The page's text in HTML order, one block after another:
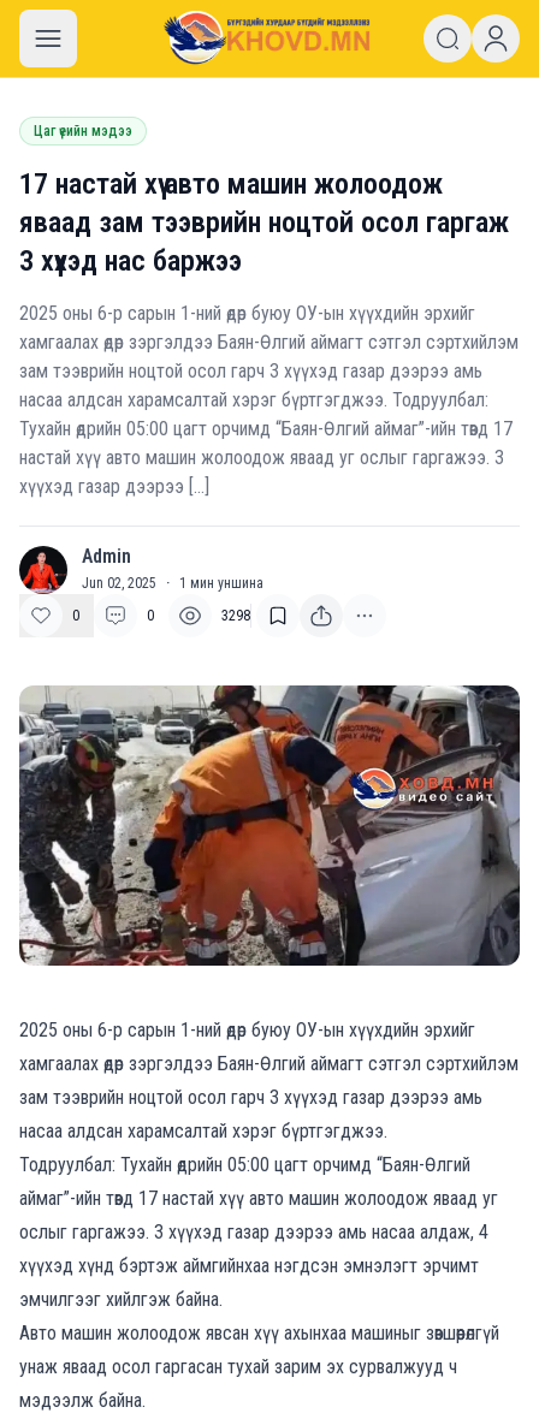
khovd.mn
Цаг үеийн мэдээ
17 настай хүү авто машин жолоодож
яваад зам тээврийн ноцтой осол гаргаж
3 хүүхэд нас баржээ
2025 оны 6-р сарын 1-ний өдөр буюу ОУ-ын хүүхдийн эрхийг
хамгаалах өдөр зэргэлдээ Баян-Өлгий аймагт сэтгэл сэртхийлэм
зам тээврийн ноцтой осол гарч 3 хүүхэд газар дээрээ амь
насаа алдсан харамсалтай хэрэг бүртгэгджээ. Тодруулбал:
Тухайн өдрийн 05:00 цагт орчимд “Баян-Өлгий аймаг”-ийн төвд 17
настай хүү авто машин жолоодож яваад уг ослыг гаргажээ. 3
хүүхэд газар дээрээ […]
A Admin
Jun 02, 2025 · 1 мин уншина
0
0 3298
2025 оны 6-р сарын 1-ний өдөр буюу ОУ-ын хүүхдийн эрхийг
хамгаалах өдөр зэргэлдээ Баян-Өлгий аймагт сэтгэл сэртхийлэм
зам тээврийн ноцтой осол гарч 3 хүүхэд газар дээрээ амь
насаа алдсан харамсалтай хэрэг бүртгэгджээ.
Тодруулбал: Тухайн өдрийн 05:00 цагт орчимд “Баян-Өлгий
аймаг”-ийн төвд 17 настай хүү авто машин жолоодож яваад уг
ослыг гаргажээ. 3 хүүхэд газар дээрээ амь насаа алдаж, 4
хүүхэд хүнд бэртэж аймгийнхаа нэгдсэн эмнэлэгт эрчимт
эмчилгээг хийлгэж байна.
Авто машин жолоодож явсан хүү ахынхаа машиныг зөвшөөрөлгүй
унаж яваад осол гаргасан тухай зарим эх сурвалжууд ч
мэдээлж байна.